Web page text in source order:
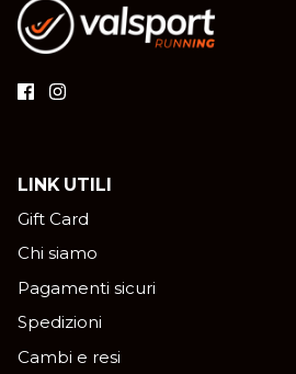
LINK UTILI
Gift Card
Chi siamo
Pagamenti sicuri
Spedizioni
Cambi e resi